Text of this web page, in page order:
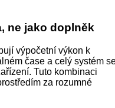
ne jako doplněk
výpočetní výkon k
čase a celý systém
Tuto kombinaci
za rozumné